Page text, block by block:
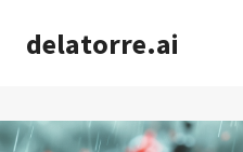
delatorre.ai